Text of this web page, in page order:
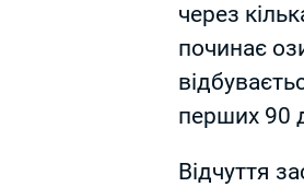
через
починає
перших 90
Відчуття